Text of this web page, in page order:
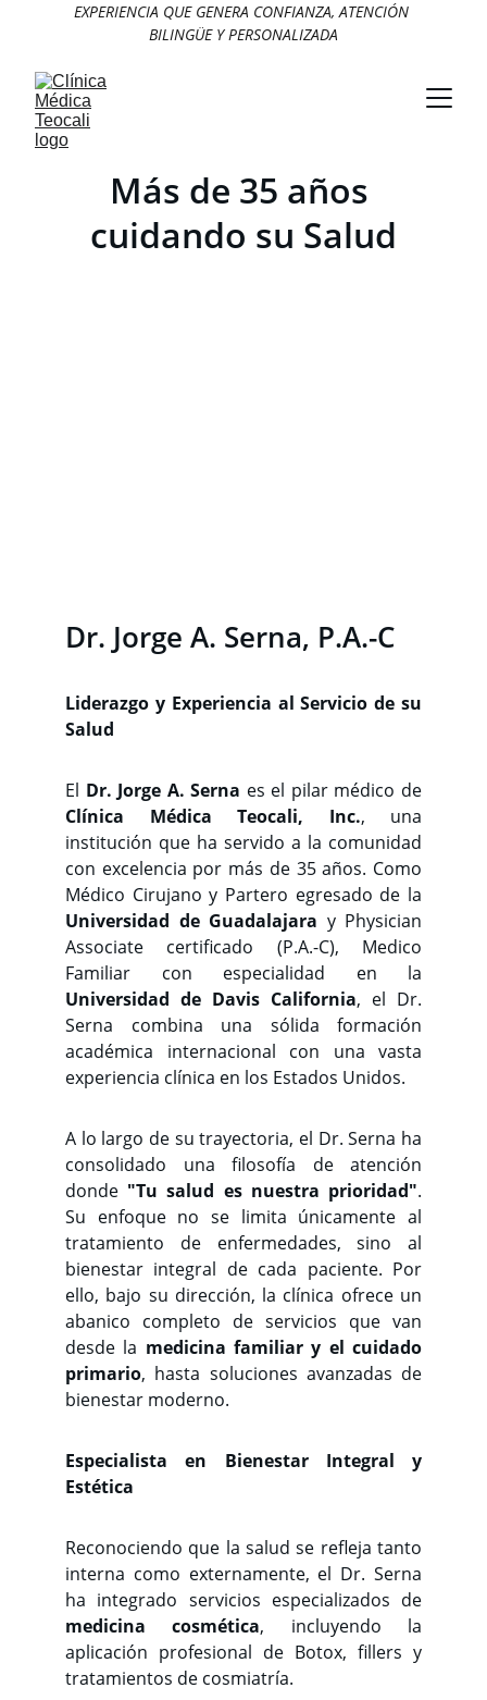
EXPERIENCIA QUE GENERA CONFIANZA, ATENCIÓN
BILINGÜE Y PERSONALIZADA
Más de 35 años
cuidando su Salud
Dr. Jorge A. Serna, P.A.-C
Liderazgo y Experiencia al Servicio de su
Salud
El Dr. Jorge A. Serna es el pilar médico de
Clínica Médica Teocali, Inc., una
institución que ha servido a la comunidad
con excelencia por más de 35 años. Como
Médico Cirujano y Partero egresado de la
Universidad de Guadalajara y Physician
Associate certificado (P.A.-C), Medico
Familiar con especialidad en la
Universidad de Davis California, el Dr.
Serna combina una sólida formación
académica internacional con una vasta
experiencia clínica en los Estados Unidos.
A lo largo de su trayectoria, el Dr. Serna ha
consolidado una filosofía de atención
donde "Tu salud es nuestra prioridad".
Su enfoque no se limita únicamente al
tratamiento de enfermedades, sino al
bienestar integral de cada paciente. Por
ello, bajo su dirección, la clínica ofrece un
abanico completo de servicios que van
desde la medicina familiar y el cuidado
primario, hasta soluciones avanzadas de
bienestar moderno.
Especialista en Bienestar Integral y
Estética
Reconociendo que la salud se refleja tanto
interna como externamente, el Dr. Serna
ha integrado servicios especializados de
medicina cosmética, incluyendo la
aplicación profesional de Botox, fillers y
tratamientos de cosmiatría.